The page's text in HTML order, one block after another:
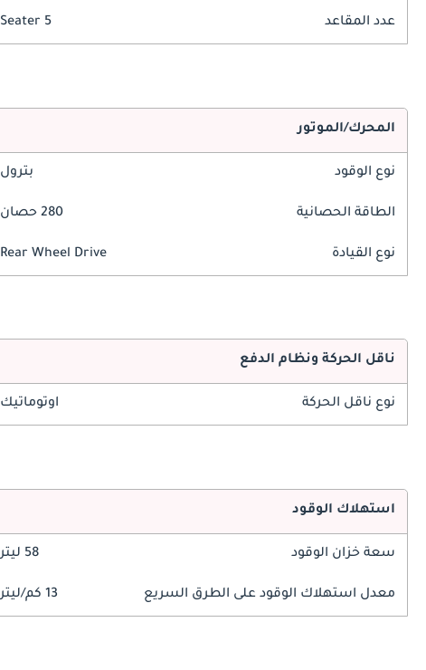
عدد المقاعد 5 Seater
المحرك/الموتور
نوع الوقود بترول
الطاقة الحصانية 280 حصان
نوع القيادة Rear Wheel Drive
ناقل الحركة ونظام الدفع
نوع ناقل الحركة اوتوماتيك
استهلاك الوقود
سعة خزان الوقود 58 ليتر
معدل استهلاك الوقود على الطرق السريع 13 كم/ليتر